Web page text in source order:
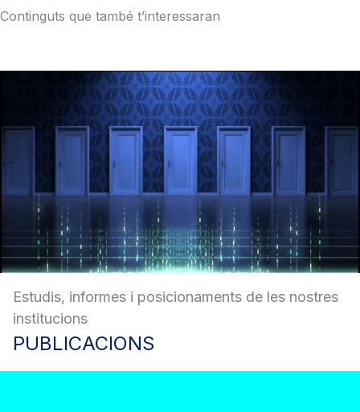
Continguts que també t’interessaran
Estudis, informes i posicionaments de les nostres
institucions
PUBLICACIONS